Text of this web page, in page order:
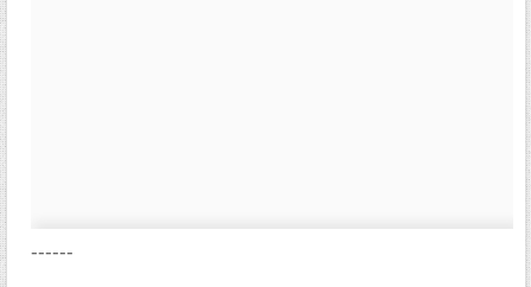
------